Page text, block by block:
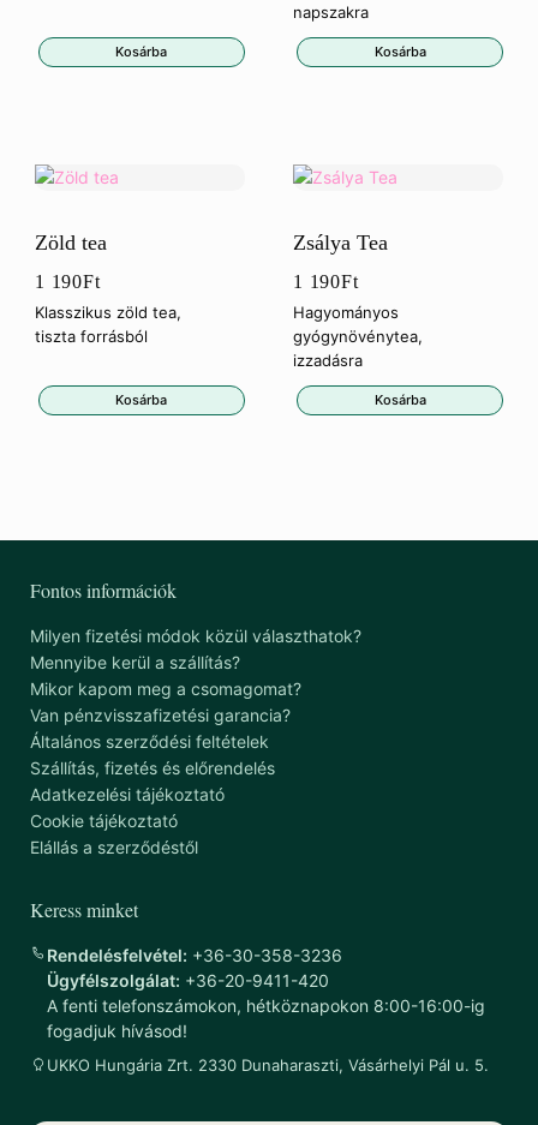
Kosárba
napszakra
Kosárba
Zöld tea
1 190Ft
Klasszikus zöld tea,
tiszta forrásból
Kosárba
Zsálya Tea
1 190Ft
Hagyományos
gyógynövénytea,
izzadásra
Kosárba
Fontos információk
Milyen fizetési módok közül választhatok?
Mennyibe kerül a szállítás?
Mikor kapom meg a csomagomat?
Van pénzvisszafizetési garancia?
Általános szerződési feltételek
Szállítás, fizetés és előrendelés
Adatkezelési tájékoztató
Cookie tájékoztató
Elállás a szerződéstől
Keress minket
Rendelésfelvétel: +36-30-358-3236
Ügyfélszolgálat: +36-20-9411-420
A fenti telefonszámokon, hétköznapokon 8:00-16:00-ig
fogadjuk hívásod!
UKKO Hungária Zrt. 2330 Dunaharaszti, Vásárhelyi Pál u. 5.